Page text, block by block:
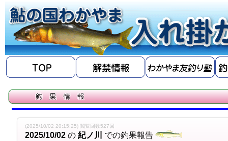
(2025/10/02 20:15:25) 閲覧回数527回
2025/10/02 の 紀ノ川
での釣果報告